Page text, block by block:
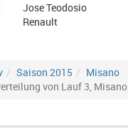
Jose Teodosio
Renault
Saison 2015
Misano
von Lauf 3, Misano